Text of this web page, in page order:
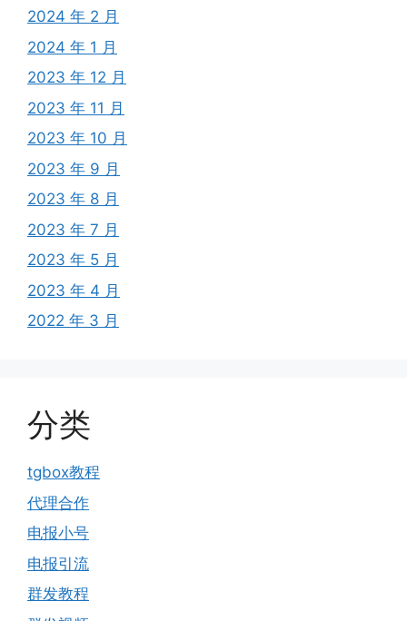
2024 年 2 月
2024 年 1 月
2023 年 12 月
2023 年 11 月
2023 年 10 月
2023 年 9 月
2023 年 8 月
2023 年 7 月
2023 年 5 月
2023 年 4 月
2022 年 3 月
分类
tgbox教程
代理合作
电报小号
电报引流
群发教程